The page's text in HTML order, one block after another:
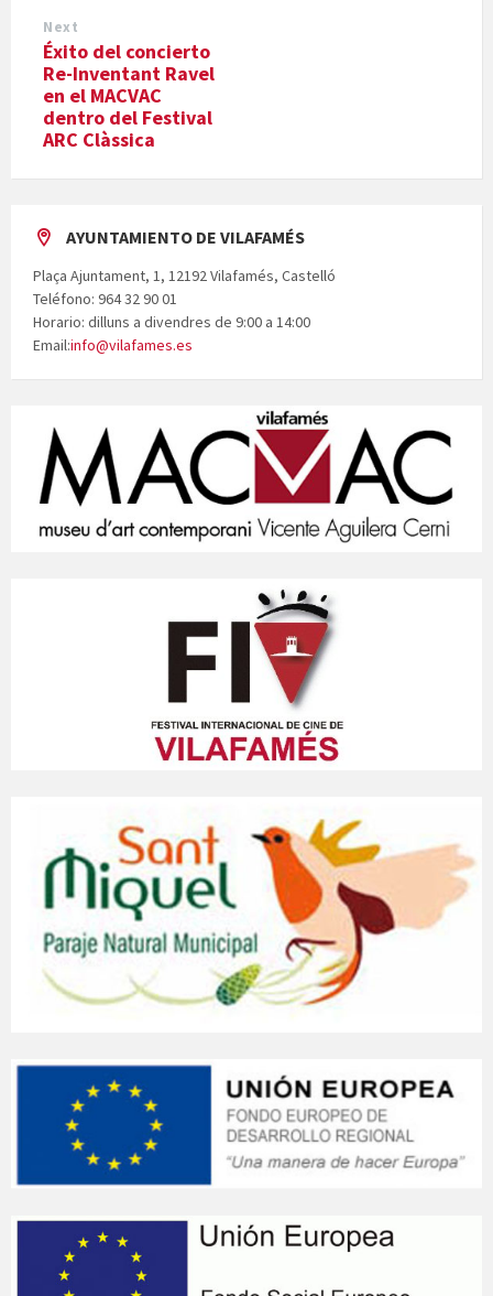
Next
Éxito del concierto
Re-Inventant Ravel
en el MACVAC
dentro del Festival
ARC Clàssica
AYUNTAMIENTO DE VILAFAMÉS
Plaça Ajuntament, 1, 12192 Vilafamés, Castelló
Teléfono: 964 32 90 01
Horario: dilluns a divendres de 9:00 a 14:00
Email:info@vilafames.es